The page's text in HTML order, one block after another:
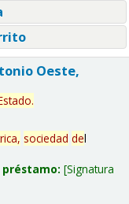
Oeste,
.
sociedad del
Signatura